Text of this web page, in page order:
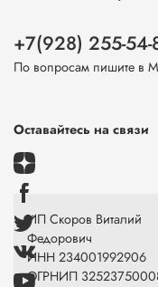
+7(928) 255-54-
По вопросам пишите в
Оставайтесь на связи
ИП Скоров Виталий
Федорович
ИНН 234001992906
ОГРНИП